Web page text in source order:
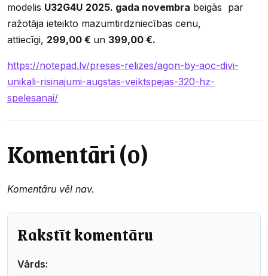
modelis U32G4U 2025. gada novembra beigās par
ražotāja ieteikto mazumtirdzniecības cenu,
attiecīgi, 299,00 € un 399,00 €.
https://notepad.lv/preses-relizes/agon-by-aoc-divi-
unikali-risinajumi-augstas-veiktspejas-320-hz-
spelesanai/
Komentāri (0)
Komentāru vēl nav.
Rakstīt komentāru
Vārds: